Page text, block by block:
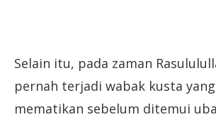
Selain itu, pada zaman
pernah terjadi wabak kusta
mematikan sebelum ditemui